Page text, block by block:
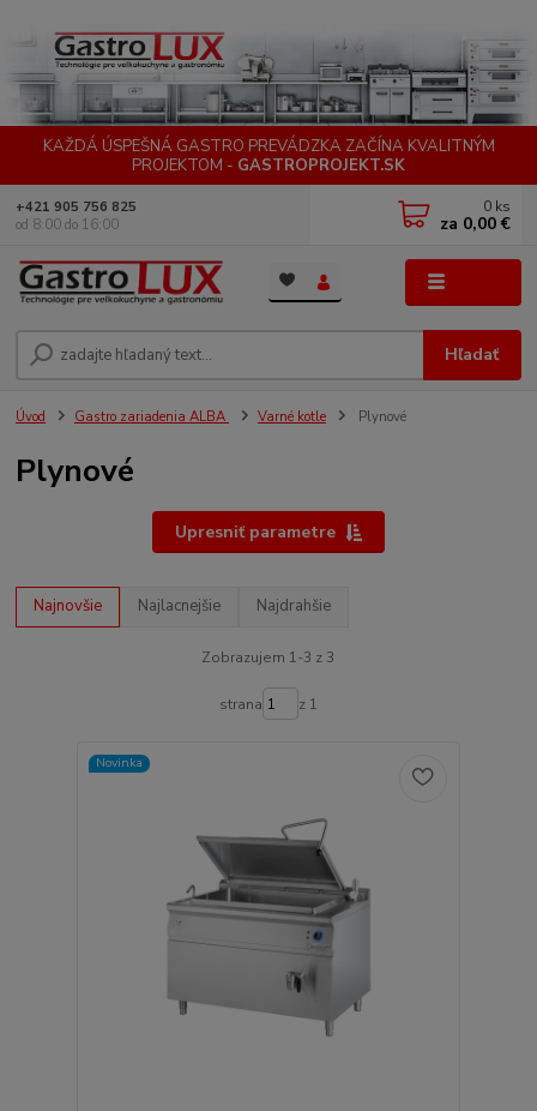
KAŽDÁ ÚSPEŠNÁ GASTRO PREVÁDZKA ZAČÍNA KVALITNÝM
PROJEKTOM - GASTROPROJEKT.SK
Hľadať
+421 905 756 825
od 8:00 do 16:00
0 ks
za 0,00 €
Úvod Gastro zariadenia ALBA Varné kotle Plynové
Plynové
Upresniť parametre
Najnovšie Najlacnejšie Najdrahšie
Zobrazujem 1-3 z 3
strana z 1
Novinka